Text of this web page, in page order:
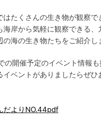
はたくさんの生き物が観察で
海岸から気軽に観察できる、
海の生き物たちをご紹介し
の開催予定のイベント情報
イベントがありましたらぜひ
だよりNO.44pdf